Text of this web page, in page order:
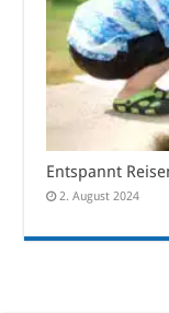
Entspannt
2. August 2024